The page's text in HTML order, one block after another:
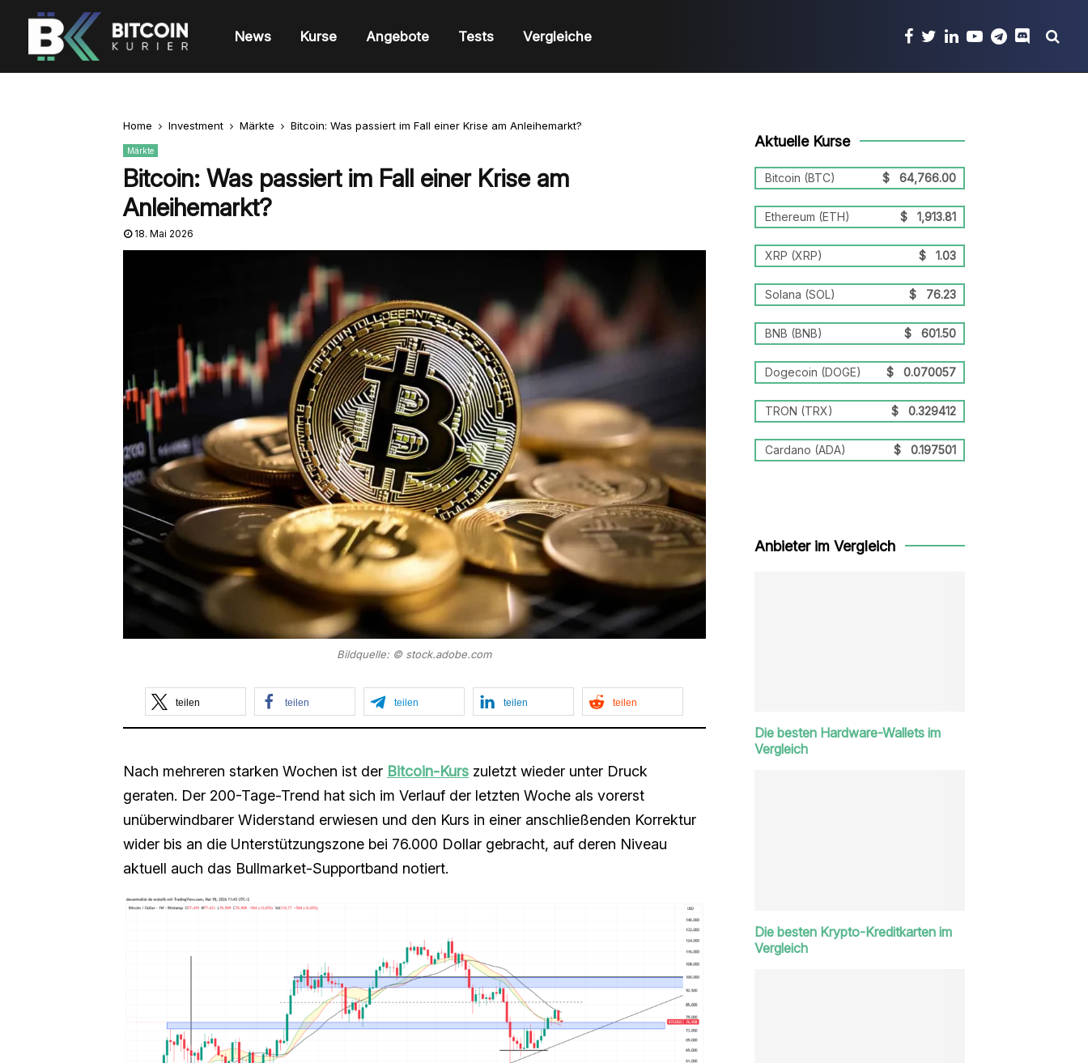
News Kurse Angebote Tests Vergleiche
Home Investment Märkte Bitcoin: Was passiert im Fall einer Krise am Anleihemarkt?
Märkte
Bitcoin: Was passiert im Fall einer Krise am
Anleihemarkt?
18. Mai 2026
Bildquelle: © stock.adobe.com
teilen teilen teilen teilen teilen
Nach mehreren starken Wochen ist der Bitcoin-Kurs zuletzt wieder unter Druck
geraten. Der 200-Tage-Trend hat sich im Verlauf der letzten Woche als vorerst
unüberwindbarer Widerstand erwiesen und den Kurs in einer anschließenden Korrektur
wider bis an die Unterstützungszone bei 76.000 Dollar gebracht, auf deren Niveau
aktuell auch das Bullmarket-Supportband notiert.
Aktuelle Kurse
Bitcoin (BTC) $ 64,766.00
Ethereum (ETH) $ 1,913.81
XRP (XRP) $ 1.03
Solana (SOL) $ 76.23
BNB (BNB) $ 601.50
Dogecoin (DOGE) $ 0.070057
TRON (TRX) $ 0.329412
Cardano (ADA) $ 0.197501
Anbieter im Vergleich
Die besten Hardware-Wallets im
Vergleich
Die besten Krypto-Kreditkarten im
Vergleich